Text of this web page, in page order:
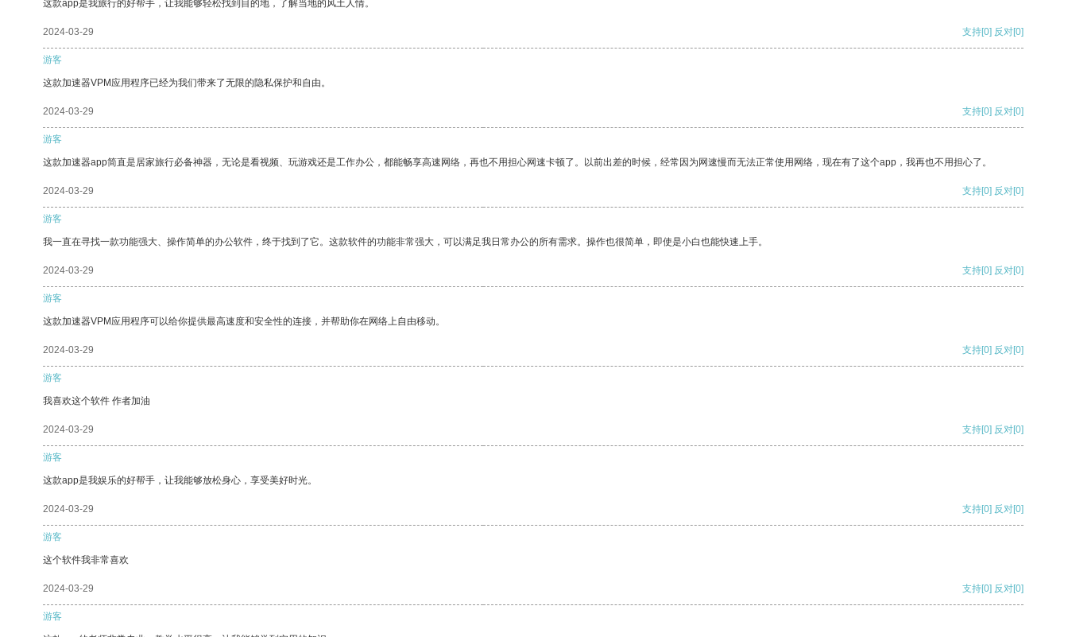
这款app是我旅行的好帮手，让我能够轻松找到目的地，了解当地的风土人情。
2024-03-29 支持[0] 反对[0]
游客
这款加速器VPM应用程序已经为我们带来了无限的隐私保护和自由。
2024-03-29 支持[0] 反对[0]
游客
这款加速器app简直是居家旅行必备神器，无论是看视频、玩游戏还是工作办公，都能畅享高速网络，再也不用担心网速卡顿了。以前出差的时候，经常因为网速慢而无法正常使用网络，现在有了这个app，我再也不用担心了。
2024-03-29 支持[0] 反对[0]
游客
我一直在寻找一款功能强大、操作简单的办公软件，终于找到了它。这款软件的功能非常强大，可以满足我日常办公的所有需求。操作也很简单，即使是小白也能快速上手。
2024-03-29 支持[0] 反对[0]
游客
这款加速器VPM应用程序可以给你提供最高速度和安全性的连接，并帮助你在网络上自由移动。
2024-03-29 支持[0] 反对[0]
游客
我喜欢这个软件 作者加油
2024-03-29 支持[0] 反对[0]
游客
这款app是我娱乐的好帮手，让我能够放松身心，享受美好时光。
2024-03-29 支持[0] 反对[0]
游客
这个软件我非常喜欢
2024-03-29 支持[0] 反对[0]
游客